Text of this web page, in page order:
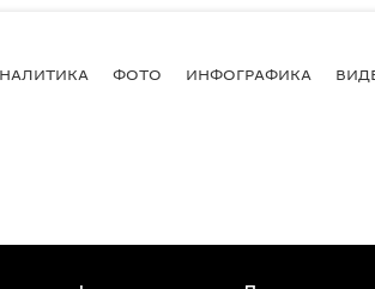
ФОТО ИНФОГРАФИКА